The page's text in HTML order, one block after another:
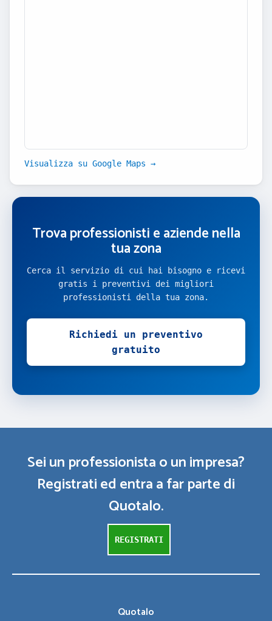
Visualizza su Google Maps →
Trova professionisti e aziende nella
tua zona
Cerca il servizio di cui hai bisogno e ricevi
gratis i preventivi dei migliori
professionisti della tua zona.
Richiedi un preventivo
gratuito
Sei un professionista o un impresa?
Registrati ed entra a far parte di
Quotalo.
REGISTRATI
Quotalo